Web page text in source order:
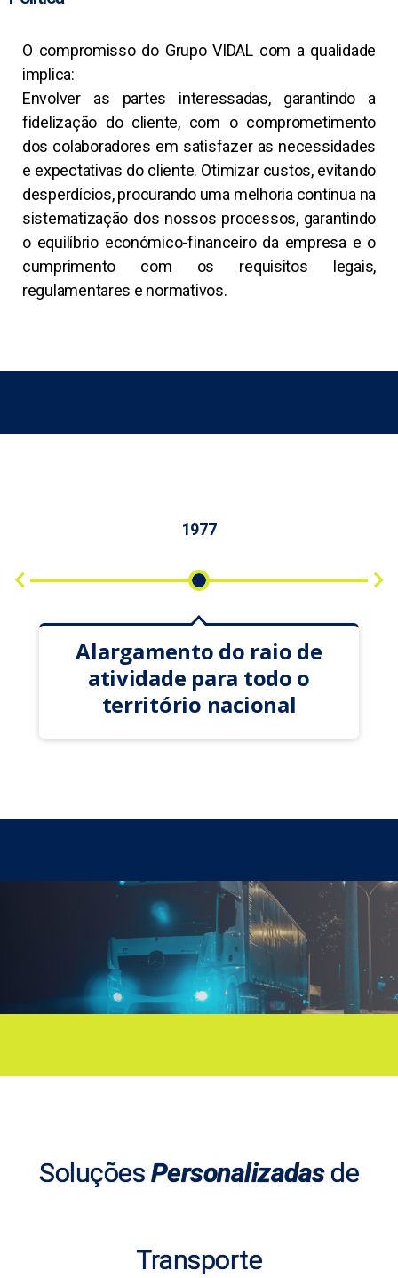
O compromisso do Grupo VIDAL com a qualidade
implica:
Envolver as partes interessadas, garantindo a
fidelização do cliente, com o comprometimento
dos colaboradores em satisfazer as necessidades
e expectativas do cliente. Otimizar custos, evitando
desperdícios, procurando uma melhoria contínua na
sistematização dos nossos processos, garantindo
o equilíbrio económico-financeiro da empresa e o
cumprimento com os requisitos legais,
regulamentares e normativos.
1988
Internacionalização para o
mercado Ibérico
Soluções Personalizadasde
Transporte